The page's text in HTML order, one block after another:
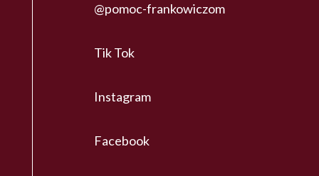
@pomoc-frankowiczom
Tik Tok
Instagram
Facebook